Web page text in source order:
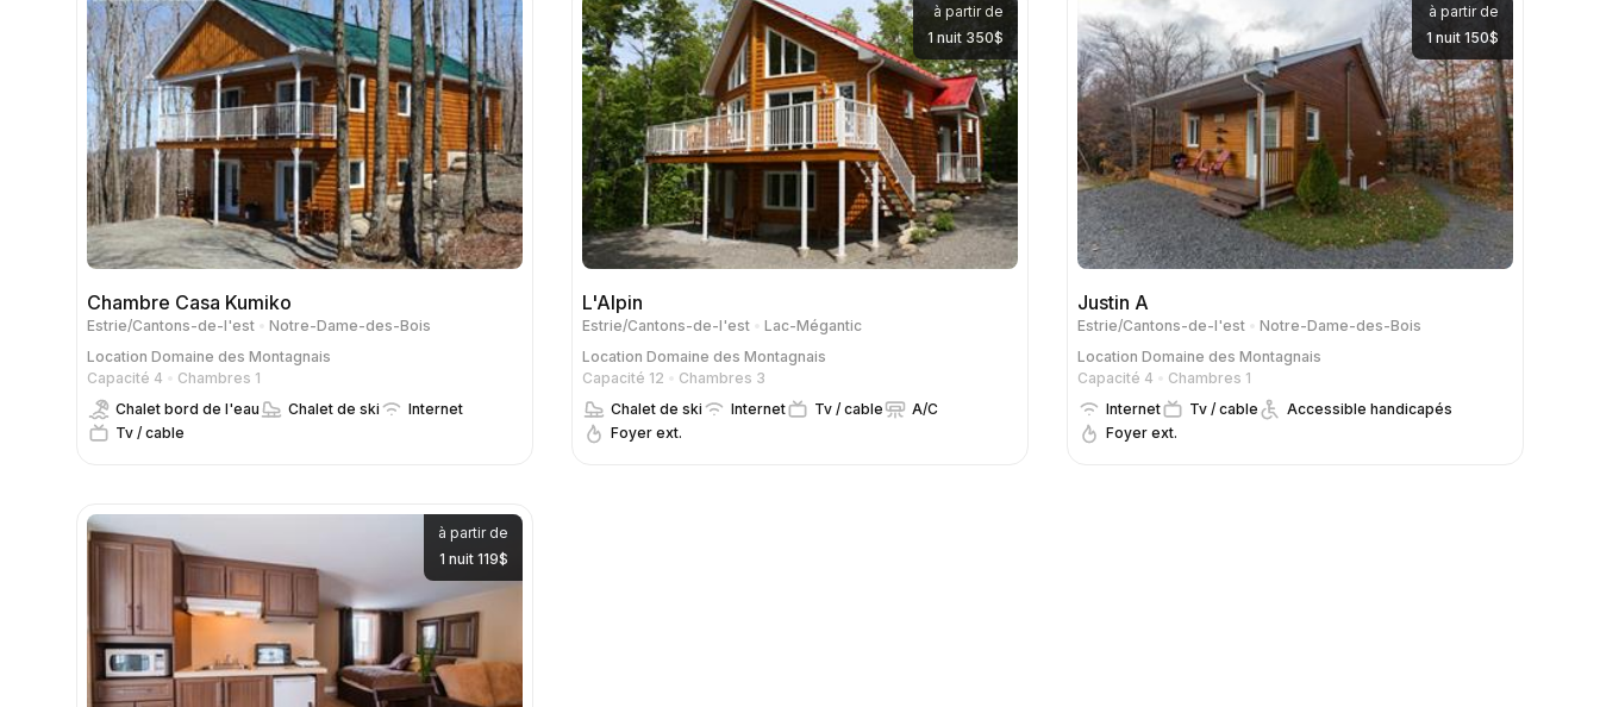
Chambre Casa Kumiko
Estrie/Cantons-de-l'est
Notre-Dame-des-Bois
Location Domaine des Montagnais
Capacité 4
Chambres 1
Chalet bord de l'eau
Chalet de ski
Internet
Tv / cable
à partir de
1 nuit 350$
L'Alpin
Estrie/Cantons-de-l'est
Lac-Mégantic
Location Domaine des Montagnais
Capacité 12
Chambres 3
Chalet de ski
Internet Tv / cable
A/C
Foyer ext.
à partir de
1 nuit 150$
Justin A
Estrie/Cantons-de-l'est
Notre-Dame-des-Bois
Location Domaine des Montagnais
Capacité 4
Chambres 1
Internet
Tv / cable
Accessible handicapés
Foyer ext.
à partir de
1 nuit 119$